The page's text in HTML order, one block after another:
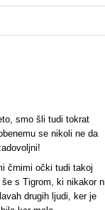
smo šli tudi tokrat
se nikoli ne da
črnimi očki tudi takoj
s Tigrom, ki nikakor
drugih ljudi, ker je